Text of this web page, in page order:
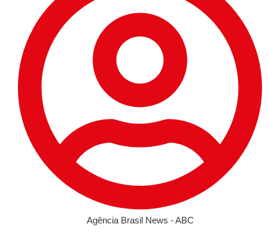
Agência Brasil News - ABC